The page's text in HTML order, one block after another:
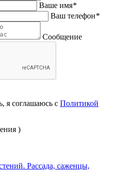
Ваше имя*
Ваш телефон*
Сообщение
я соглашаюсь с Политикой
)